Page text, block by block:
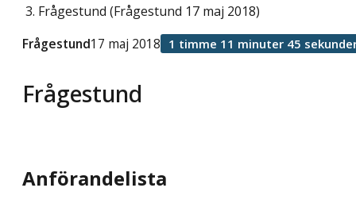
Frågestund (Frågestund 17 maj 2018)
Frågestund
Frågestund17 maj 2018 1 timme 11 minuter 45
Anförandelista